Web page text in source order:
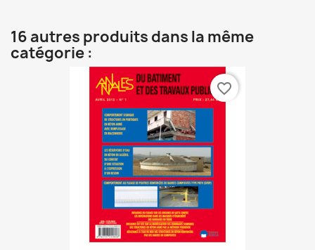
16 autres produits dans la même
catégorie :
favorite_border